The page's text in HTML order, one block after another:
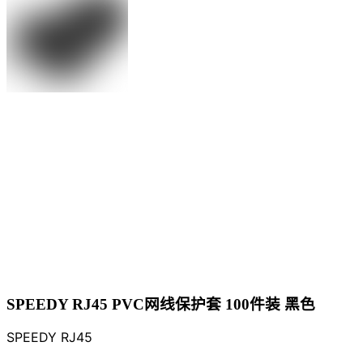
SPEEDY RJ45 PVC网线保护套 100件装 黑色
SPEEDY RJ45